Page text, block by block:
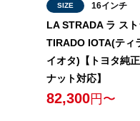
SIZE 16インチ
LA STRADA ラ ス
TIRADO IOTA(ティ
イオタ)【トヨタ純
ナット対応】
82,300円〜